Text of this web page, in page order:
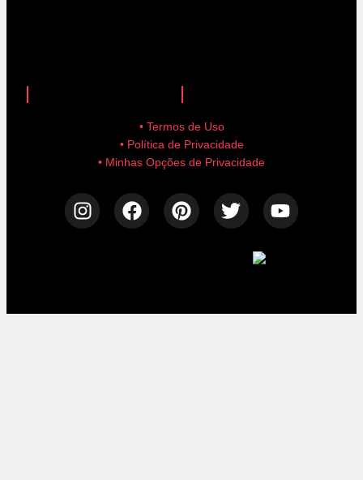
• Termos de Uso
• Política de Privacidade
• Minhas Opções de Privacidade